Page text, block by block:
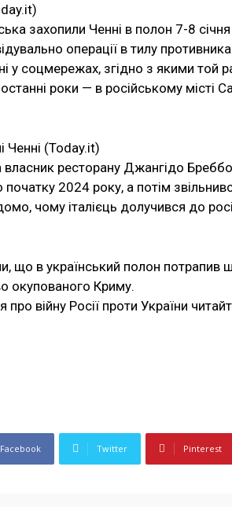
захопили Ченні в полон 7-8 січня
операції в тилу противника.
у соцмережах, згідно з якими той
роки — в російському місті
Ченні (Today.it)
власник ресторану Джангідо
2024 року, а потім
чому італієць долучився до
що в український полон потрапив
окупованого Криму.
війну Росії проти України
Facebook Twitter Pinterest